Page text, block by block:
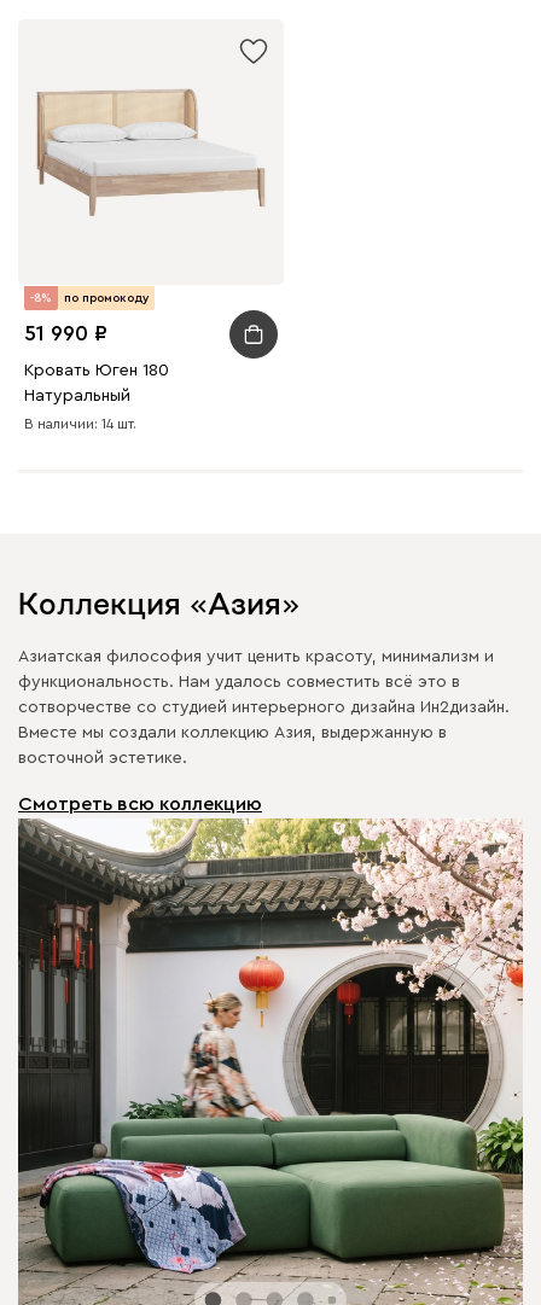
-8% по промокоду
51 990
Кровать Юген 180
Натуральный
В наличии: 14 шт.
Коллекция «Азия»
Азиатская философия учит ценить красоту, минимализм и
функциональность. Нам удалось совместить всё это в
сотворчестве со студией интерьерного дизайна Ин2дизайн.
Вместе мы создали коллекцию Азия, выдержанную в
восточной эстетике.
Смотреть всю коллекцию